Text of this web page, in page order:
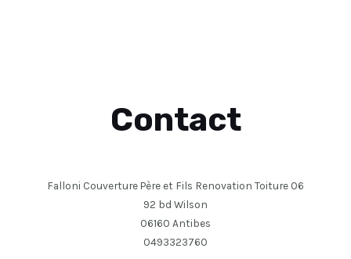
Contact
Falloni Couverture Père et Fils Renovation Toiture 06
92 bd Wilson
06160 Antibes
0493323760